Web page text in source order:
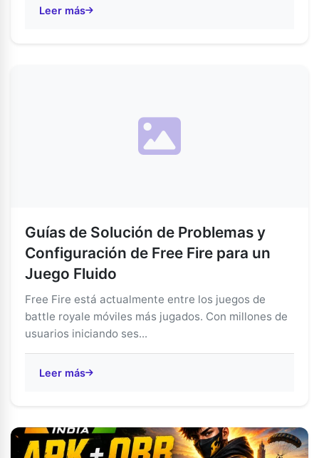
Leer más
Guías de Solución de Problemas y
Configuración de Free Fire para un
Juego Fluido
Free Fire está actualmente entre los juegos de
battle royale móviles más jugados. Con millones de
usuarios iniciando ses...
Leer más